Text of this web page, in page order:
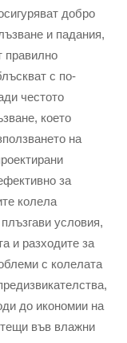
добро
и падания,
правилно
с по-
честото
което
на
за
колела
условия,
и разходите за
с колелата
до икономии на
във влажни